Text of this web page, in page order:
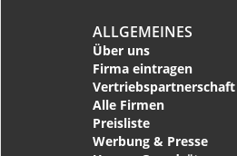
ALLGEMEINES
Über uns
Firma eintragen
Vertriebspartnerschaft
Alle Firmen
Preisliste
Werbung & Presse